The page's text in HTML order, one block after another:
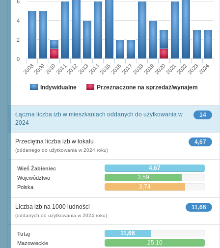
Indywidualne Przeznaczone na sprzedaż/wynajem
20082009201020112012201320142015201620172018201920202021202220232024
0
2
4
6
14
Łączna liczba izb w mieszkaniach oddanych do użytkowania w
2024
4,67
Przeciętna liczba izb w lokalu
(oddanego do użytkowania w 2024 roku)
Wieś Żabieniec 4,67
Województwo 3,59
Polska 3,74
11,66
Liczba izb na 1000 ludności
(oddanych do użytkowania w 2024 roku)
Tutaj 11,66
Mazowieckie 25,10